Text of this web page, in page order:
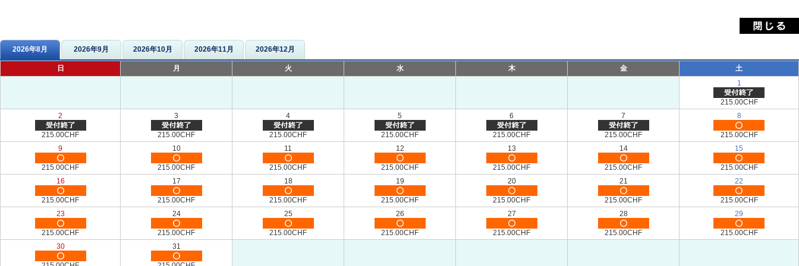
2026年8月 2026年9月 2026年10月 2026年11月 2026年12月
日 月 火 水 木 金
土
1
215.00CHF
2
215.00CHF
3
215.00CHF
4
215.00CHF
5
215.00CHF
6
215.00CHF
7
215.00CHF
8
215.00CHF
9
215.00CHF
10
215.00CHF
11
215.00CHF
12
215.00CHF
13
215.00CHF
14
215.00CHF
15
215.00CHF
16
215.00CHF
17
215.00CHF
18
215.00CHF
19
215.00CHF
20
215.00CHF
21
215.00CHF
22
215.00CHF
23
215.00CHF
24
215.00CHF
25
215.00CHF
26
215.00CHF
27
215.00CHF
28
215.00CHF
29
215.00CHF
30
31